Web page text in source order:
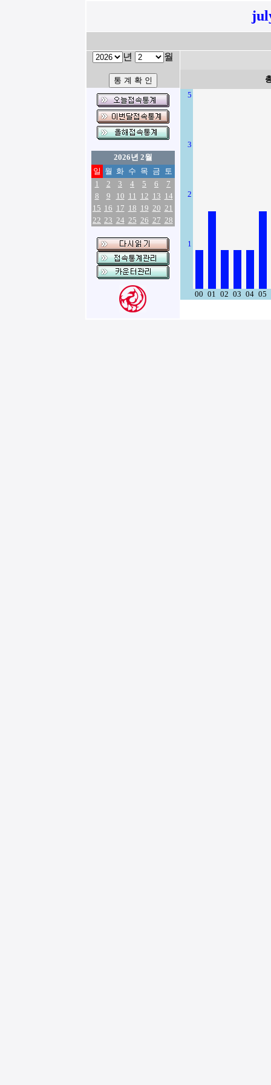
년 월
2026년 2월
일 월 화 수 목 금 토
1
2 3 4 5 6
7
8
9 10 11 12 13 14
15 16 17 18 19 20 21
22 23 24 25 26 27 28
5
3
2
1
00 01 02 03 04 05